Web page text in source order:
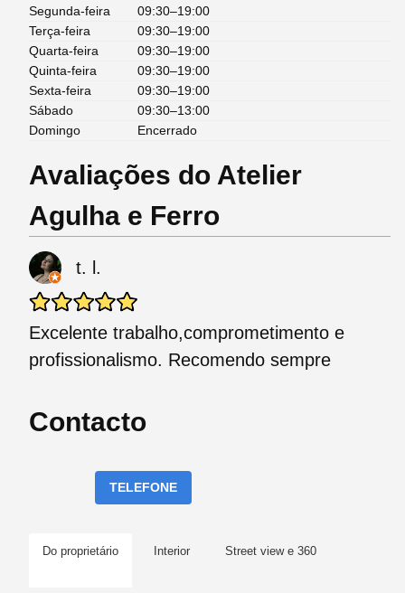
Segunda-feira
09:30–19:00
Terça-feira
09:30–19:00
Quarta-feira
09:30–19:00
Quinta-feira
09:30–19:00
Sexta-feira
09:30–19:00
Sábado
09:30–13:00
Domingo
Encerrado
Avaliações do Atelier
Agulha e Ferro
t. l.
Excelente trabalho,comprometimento e
profissionalismo. Recomendo sempre
Contacto
TELEFONE
Do proprietário Interior Street view e 360